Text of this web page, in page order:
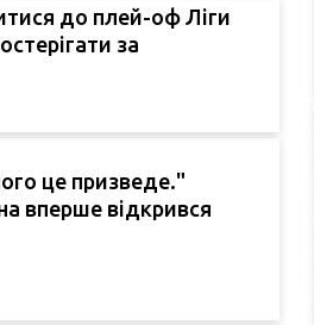
до плей-оф Ліги
за
це призведе."
вперше відкрився